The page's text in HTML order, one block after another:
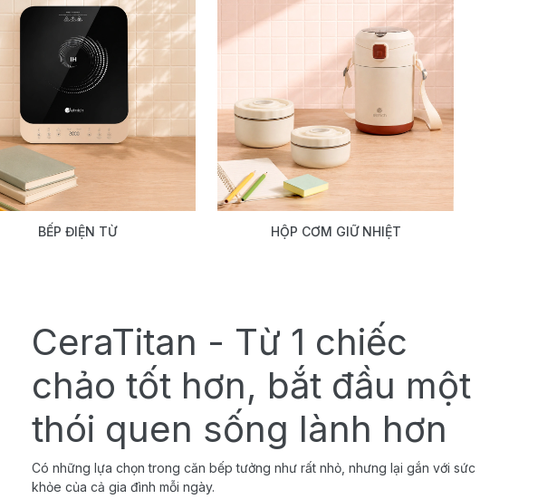
BẾP ĐIỆN TỪ HỘP CƠM GIỮ NHIỆT
CeraTitan - Từ 1 chiếc
chảo tốt hơn, bắt đầu một
thói quen sống lành hơn
Có những lựa chọn trong căn bếp tưởng như rất nhỏ, nhưng lại gắn với sức
khỏe của cả gia đình mỗi ngày.